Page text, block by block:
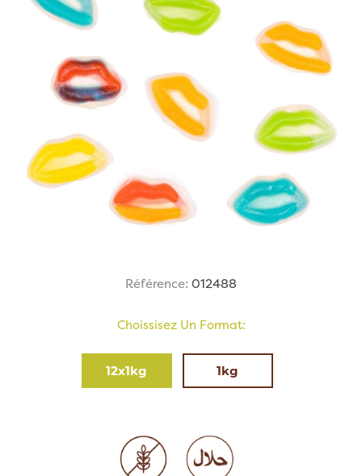
Référence: 012488
Choissisez Un Format:
12x1kg 1kg